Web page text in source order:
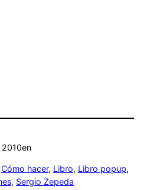
en
Cómo hacer, Libro, Libro popup
, Sergio Zepeda